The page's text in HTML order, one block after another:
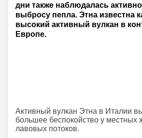
дни также наблюдалась
выбросу пепла. Этна известна
высокий активный вулкан в
Европе.
Активный вулкан Этна в Италии
большее беспокойство у местных
лавовых потоков.